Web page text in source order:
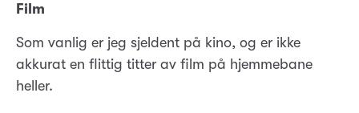
Film
Som vanlig er jeg sjeldent på kino, og er ikke
akkurat en flittig titter av film på hjemmebane
heller.